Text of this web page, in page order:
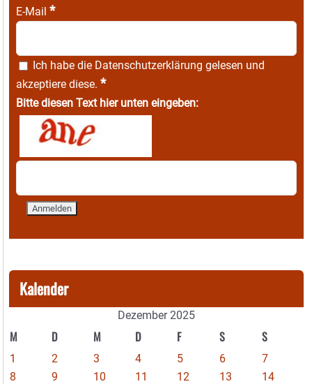
E-Mail *
Ich habe die Datenschutzerklärung gelesen und
akzeptiere diese. *
Bitte diesen Text hier unten eingeben:
Kalender
Dezember 2025
M D M D F S S
1 2 3 4 5 6
7
8
9 10 11 12 13
14